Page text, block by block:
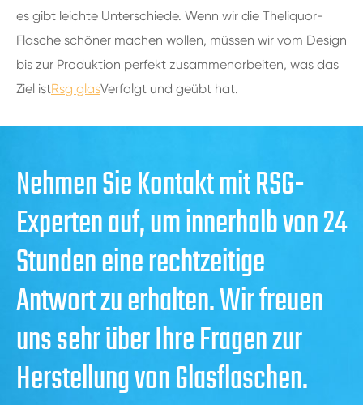
es gibt leichte Unterschiede. Wenn wir die Theliquor-
Flasche schöner machen wollen, müssen wir vom Design
bis zur Produktion perfekt zusammenarbeiten, was das
Ziel istRsg glasVerfolgt und geübt hat.
Nehmen Sie Kontakt mit RSG-
Experten auf, um innerhalb von 24
Stunden eine rechtzeitige
Antwort zu erhalten. Wir freuen
uns sehr über Ihre Fragen zur
Herstellung von Glasflaschen.